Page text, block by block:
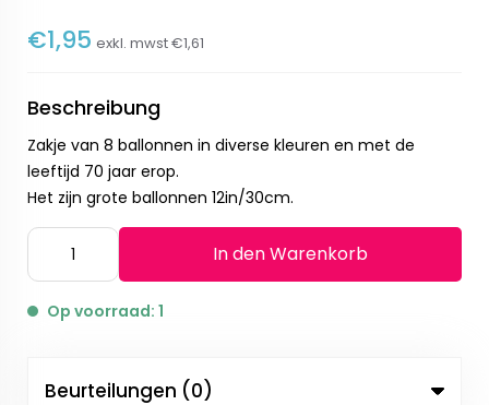
€1,95 exkl. mwst€1,61
Beschreibung
Zakje van 8 ballonnen in diverse kleuren en met de
leeftijd 70 jaar erop.
Het zijn grote ballonnen 12in/30cm.
In den Warenkorb
Op voorraad: 1
Beurteilungen (0)